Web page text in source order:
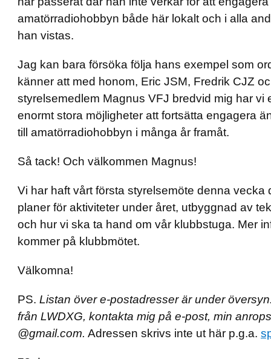
amatörradiohobbyn både här lokalt och i alla
han vistas.
Jag kan bara försöka följa hans exempel som
känner att med honom, Eric JSM, Fredrik CJZ
styrelsemedlem Magnus VFJ bredvid mig har vi
enormt stora möjligheter att fortsätta engagera
till amatörradiohobbyn i många år framåt.
Så tack! Och välkommen Magnus!
Vi har haft vårt första styrelsemöte denna vecka
planer för aktiviteter under året, utbyggnad av
och hur vi ska ta hand om vår klubbstuga. Mer
kommer på klubbmötet.
Välkomna!
PS. Listan över e-postadresser är under
från LWDXG, kontakta mig på e-post, min
@gmail.com. Adressen skrivs inte ut här p.g.a.